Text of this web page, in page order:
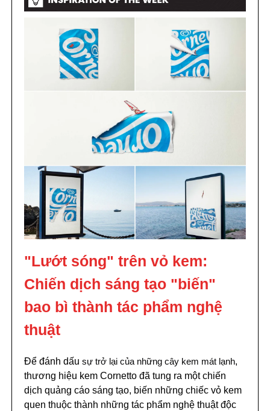
"Lướt sóng" trên vỏ kem:
Chiến dịch sáng tạo "biến"
bao bì thành tác phẩm nghệ
thuật
Để đánh dấu sự trở lại của những cây kem mát lạnh,
thương hiệu kem Cornetto đã tung ra một chiến
dịch quảng cáo sáng tạo, biến những chiếc vỏ kem
quen thuộc thành những tác phẩm nghệ thuật độc